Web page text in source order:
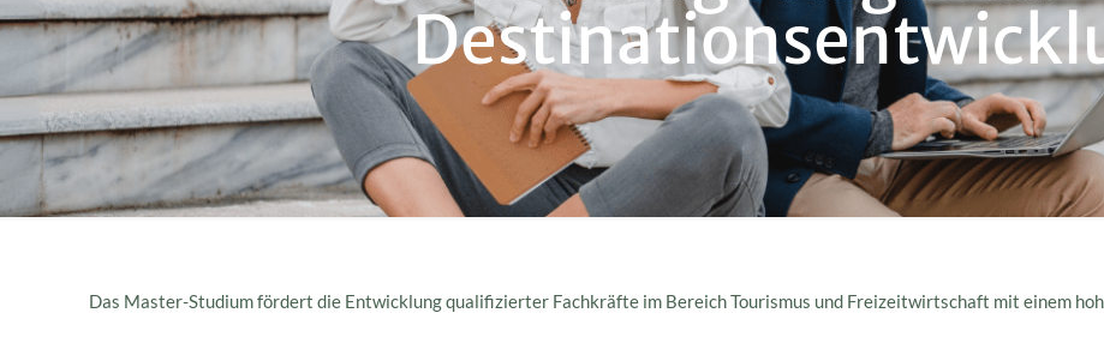
Das Master-Studium fördert die Entwicklung qualifizierter Fachkräfte im Bereich Tourismus und Freizeitwirtschaft mit einem